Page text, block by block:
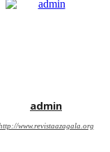
admin
www.revistaazagala.org